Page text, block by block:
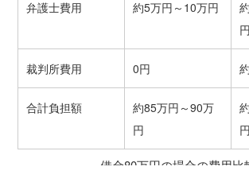
弁護士費用 約5万円～10万円
円
裁判所費用 0円
合計負担額
約85万円～90万
円
円
借金80万円の場合の費用比